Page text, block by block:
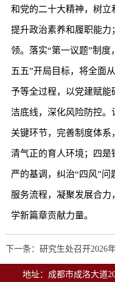
和党的二十大精神，树立
提升政治素养和履职能力
领。落实“第一议题”制
五五”开局目标，将全面
予等全过程，以党建赋
洁底线，深化风险防控
关键环节，完善制度体
清气正的育人环境；四
严的基调，纠治“四风”
服务流程，凝聚发展合
学新篇章贡献力量。
下一条：研究生处召开2026
地址：成都市成洛大道